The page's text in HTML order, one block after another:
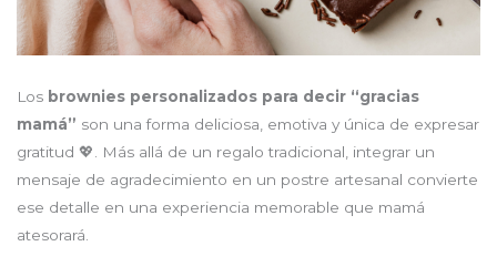
Los brownies personalizados para decir “gracias
mamá” son una forma deliciosa, emotiva y única de expresar
gratitud 💖. Más allá de un regalo tradicional, integrar un
mensaje de agradecimiento en un postre artesanal convierte
ese detalle en una experiencia memorable que mamá
atesorará.